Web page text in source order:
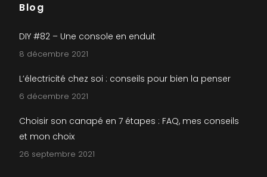
Blog
DIY #82 – Une console en enduit
8 décembre 2021
L’électricité chez soi : conseils pour bien la penser
6 décembre 2021
Choisir son canapé en 7 étapes : FAQ, mes conseils
et mon choix
26 septembre 2021